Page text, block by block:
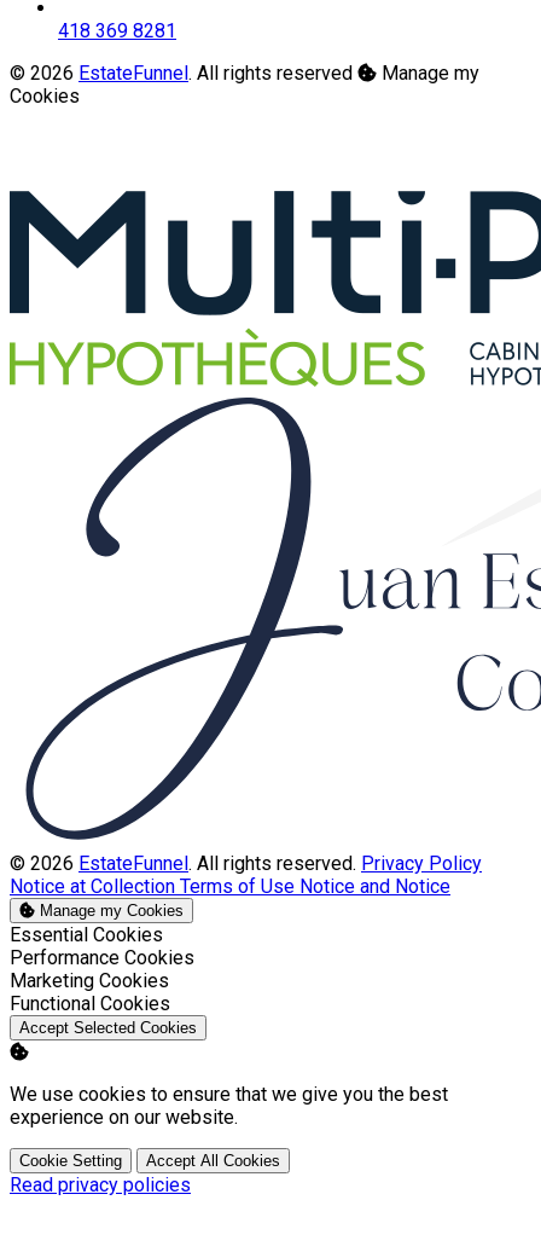
418 369 8281
© 2026 EstateFunnel. All rights reserved
Manage my
Cookies
© 2026 EstateFunnel. All rights reserved. Privacy Policy
Notice at Collection Terms of Use Notice and Notice
Manage my Cookies
Enable
Essential Cookies
Enable
Performance Cookies
Enable
Marketing Cookies
Enable
Functional Cookies
Accept Selected Cookies
We use cookies to ensure that we give you the best
experience on our website.
Cookie Setting Accept All Cookies
Read privacy policies